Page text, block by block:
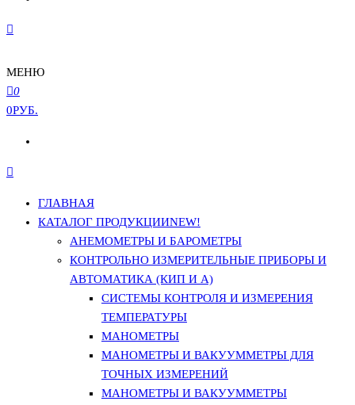
МЕНЮ
0
0РУБ.
ГЛАВНАЯ
КАТАЛОГ ПРОДУКЦИИNEW!
АНЕМОМЕТРЫ И БАРОМЕТРЫ
КОНТРОЛЬНО ИЗМЕРИТЕЛЬНЫЕ ПРИБОРЫ И
АВТОМАТИКА (КИП И А)
СИСТЕМЫ КОНТРОЛЯ И ИЗМЕРЕНИЯ
ТЕМПЕРАТУРЫ
МАНОМЕТРЫ
МАНОМЕТРЫ И ВАКУУММЕТРЫ ДЛЯ
ТОЧНЫХ ИЗМЕРЕНИЙ
МАНОМЕТРЫ И ВАКУУММЕТРЫ